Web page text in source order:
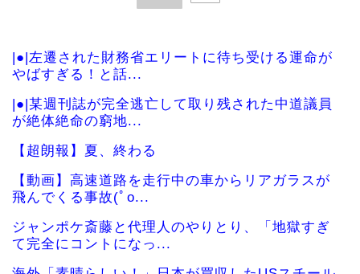
|●|左遷された財務省エリートに待ち受ける運命が
やばすぎる！と話...
|●|某週刊誌が完全逃亡して取り残された中道議員
が絶体絶命の窮地...
【超朗報】夏、終わる
【動画】高速道路を走行中の車からリアガラスが
飛んでくる事故(ﾟo...
ジャンポケ斎藤と代理人のやりとり、「地獄すぎ
て完全にコントになっ...